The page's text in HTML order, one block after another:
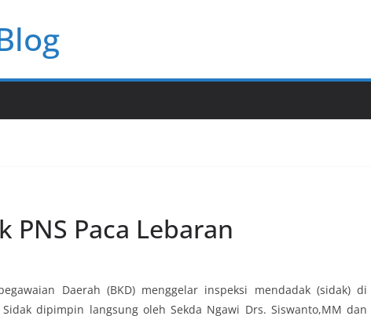
PNS Paca Lebaran
Daerah (BKD) menggelar inspeksi mendadak (sidak) di
dipimpin langsung oleh Sekda Ngawi Drs. Siswanto,MM dan